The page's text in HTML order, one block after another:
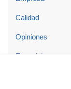
Calidad
Opiniones
Exposiciones